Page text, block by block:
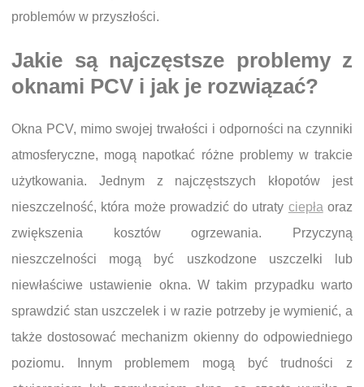
problemów w przyszłości.
Jakie są najczęstsze problemy z
oknami PCV i jak je rozwiązać?
Okna PCV, mimo swojej trwałości i odporności na czynniki
atmosferyczne, mogą napotkać różne problemy w trakcie
użytkowania. Jednym z najczęstszych kłopotów jest
nieszczelność, która może prowadzić do utraty ciepła oraz
zwiększenia kosztów ogrzewania. Przyczyną
nieszczelności mogą być uszkodzone uszczelki lub
niewłaściwe ustawienie okna. W takim przypadku warto
sprawdzić stan uszczelek i w razie potrzeby je wymienić, a
także dostosować mechanizm okienny do odpowiedniego
poziomu. Innym problemem mogą być trudności z